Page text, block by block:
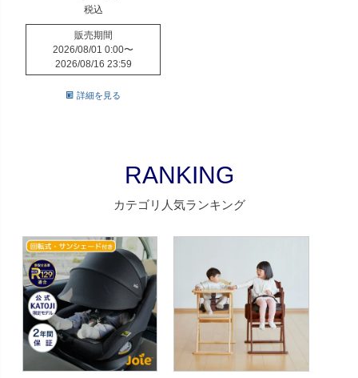
税込
販売期間
2026/08/01 0:00〜
2026/08/16 23:59
詳細を見る
RANKING
カテゴリ人気ランキング